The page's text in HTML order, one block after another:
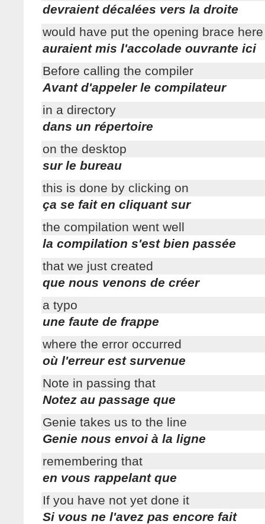
devraient décalées vers la droite
would have put the opening brace here
auraient mis l'accolade ouvrante ici
Before calling the compiler
Avant d'appeler le compilateur
in a directory
dans un répertoire
on the desktop
sur le bureau
this is done by clicking on
ça se fait en cliquant sur
the compilation went well
la compilation s'est bien passée
that we just created
que nous venons de créer
a typo
une faute de frappe
where the error occurred
où l'erreur est survenue
Note in passing that
Notez au passage que
Genie takes us to the line
Genie nous envoi à la ligne
remembering that
en vous rappelant que
If you have not yet done it
Si vous ne l'avez pas encore fait